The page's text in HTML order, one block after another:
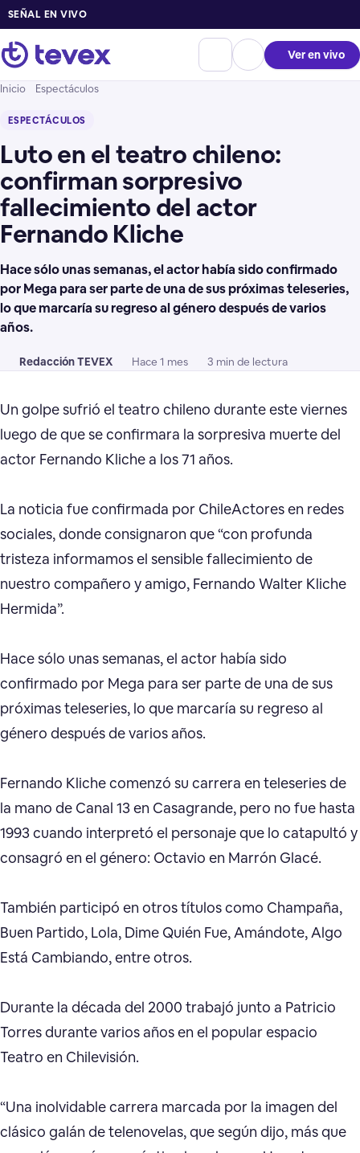
SEÑAL EN VIVO
Ver en vivo
Inicio Espectáculos
ESPECTÁCULOS
Luto en el teatro chileno:
confirman sorpresivo
fallecimiento del actor
Fernando Kliche
Hace sólo unas semanas, el actor había sido confirmado
por Mega para ser parte de una de sus próximas teleseries,
lo que marcaría su regreso al género después de varios
años.
Redacción TEVEX Hace 1 mes 3 min de lectura
Un golpe sufrió el teatro chileno durante este viernes
luego de que se confirmara la sorpresiva muerte del
actor Fernando Kliche a los 71 años.
La noticia fue confirmada por ChileActores en redes
sociales, donde consignaron que “con profunda
tristeza informamos el sensible fallecimiento de
nuestro compañero y amigo, Fernando Walter Kliche
Hermida”.
Hace sólo unas semanas, el actor había sido
confirmado por Mega para ser parte de una de sus
próximas teleseries, lo que marcaría su regreso al
género después de varios años.
Fernando Kliche comenzó su carrera en teleseries de
la mano de Canal 13 en Casagrande, pero no fue hasta
1993 cuando interpretó el personaje que lo catapultó y
consagró en el género: Octavio en Marrón Glacé.
También participó en otros títulos como Champaña,
Buen Partido, Lola, Dime Quién Fue, Amándote, Algo
Está Cambiando, entre otros.
Durante la década del 2000 trabajó junto a Patricio
Torres durante varios años en el popular espacio
Teatro en Chilevisión.
“Una inolvidable carrera marcada por la imagen del
clásico galán de telenovelas, que según dijo, más que